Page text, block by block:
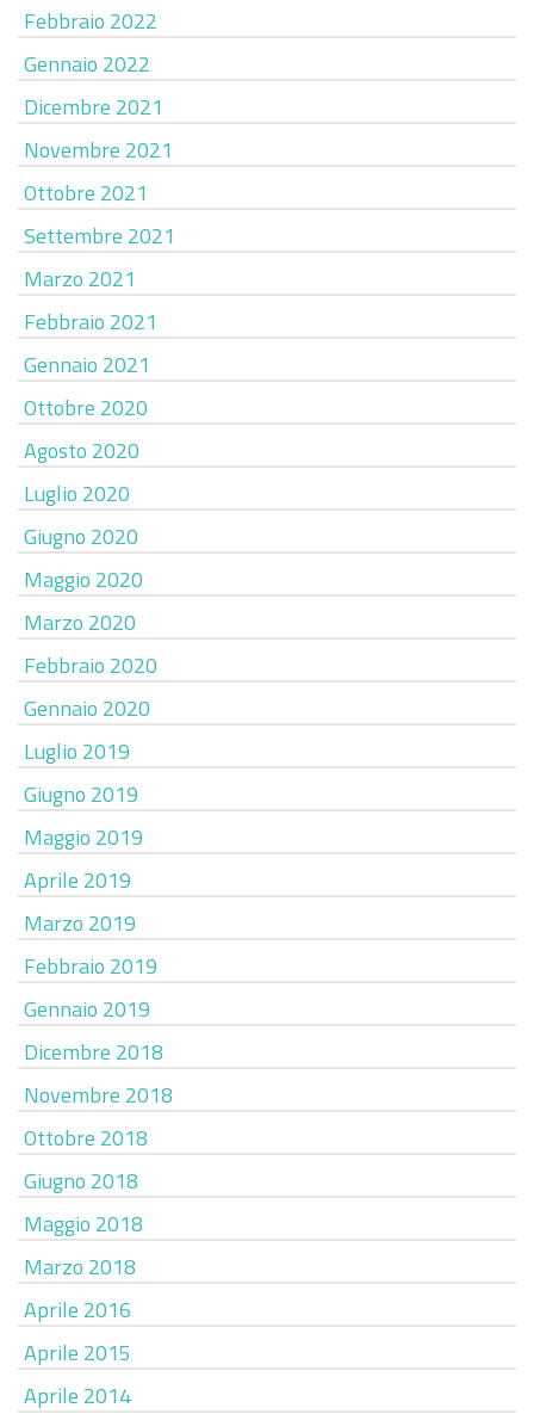
Febbraio 2022
Gennaio 2022
Dicembre 2021
Novembre 2021
Ottobre 2021
Settembre 2021
Marzo 2021
Febbraio 2021
Gennaio 2021
Ottobre 2020
Agosto 2020
Luglio 2020
Giugno 2020
Maggio 2020
Marzo 2020
Febbraio 2020
Gennaio 2020
Luglio 2019
Giugno 2019
Maggio 2019
Aprile 2019
Marzo 2019
Febbraio 2019
Gennaio 2019
Dicembre 2018
Novembre 2018
Ottobre 2018
Giugno 2018
Maggio 2018
Marzo 2018
Aprile 2016
Aprile 2015
Aprile 2014